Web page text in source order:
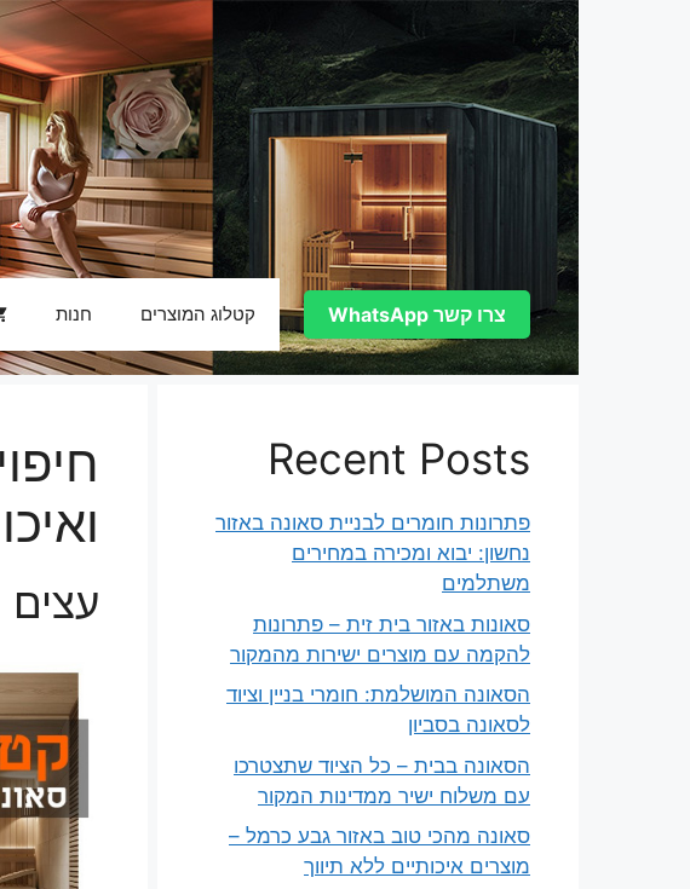
קטלוג המוצרים חנות צרו קשר WhatsApp
עצים
Recent Posts
פתרונות חומרים לבניית סאונה באזור
נחשון: יבוא ומכירה במחירים
משתלמים
סאונות באזור בית זית – פתרונות
להקמה עם מוצרים ישירות מהמקור
הסאונה המושלמת: חומרי בניין וציוד
לסאונה בסביון
הסאונה בבית – כל הציוד שתצטרכו
עם משלוח ישיר ממדינות המקור
סאונה מהכי טוב באזור גבע כרמל –
מוצרים איכותיים ללא תיווך